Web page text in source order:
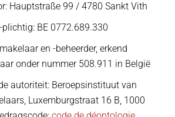
Hauptstraße 99 / 4780 Sankt Vith
plichtig: BE 0772.689.330
en -beheerder, erkend
onder nummer 508.911 in België
autoriteit: Beroepsinstituut van
Luxemburgstraat 16 B, 1000